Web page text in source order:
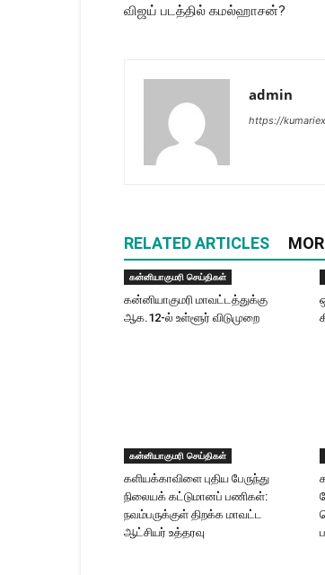
விஜய் படத்தில் கமல்ஹாசன்?
admin
https://
RELATED ARTICLES
கன்னியாகுமரி செய்திகள்
கன்னியாகுமரி மாவட்டத்துக்கு
ஆக.12-ல் உள்ளூர் விடுமுறை
கன்னியாகுமரி செய்திகள்
களியக்காவிளை புதிய பேருந்து
நிலையக் கட்டுமானப் பணிகள்:
நவம்பருக்குள் திறக்க மாவட்ட
ஆட்சியர் உத்தரவு